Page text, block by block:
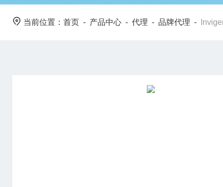
当前位置： 首页 - 产品中心 - 代理 - 品牌代理 -